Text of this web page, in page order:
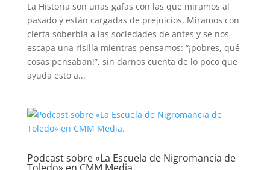
La Historia son unas gafas con las que miramos al
pasado y están cargadas de prejuicios. Miramos con
cierta soberbia a las sociedades de antes y se nos
escapa una risilla mientras pensamos: “¡pobres, qué
cosas pensaban!”, sin darnos cuenta de lo poco que
ayuda esto a...
Podcast sobre «La Escuela de Nigromancia de